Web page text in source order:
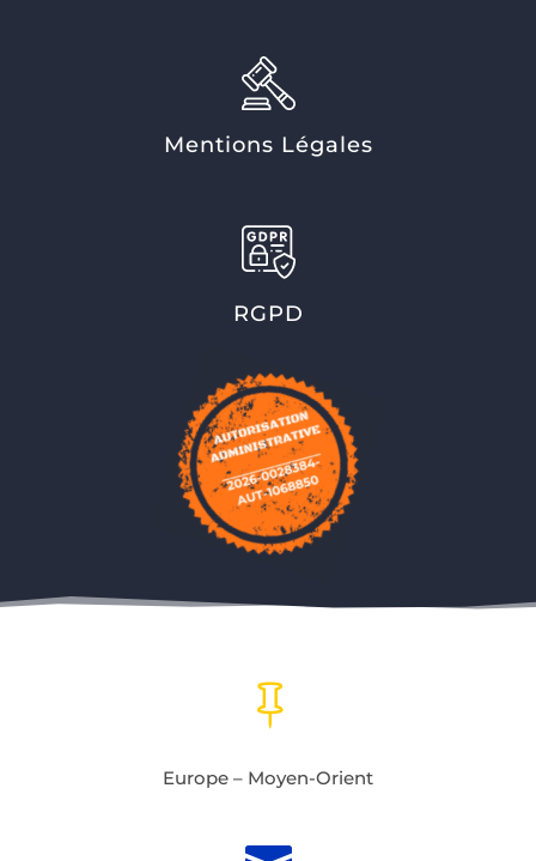
Mentions Légales
RGPD

Europe – Moyen-Orient